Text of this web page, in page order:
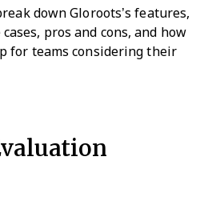
down Gloroots’s features,
pros and cons, and how
for teams considering their